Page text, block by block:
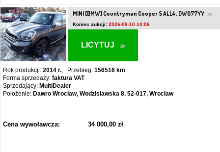
MINI [BMW] Countryman Cooper S ALL4 , DW077YY
Koniec aukcji:2026-08-10 10:06
LICYTUJ
Rok produkcji:2014 r., Przebieg:156516 km
Forma sprzedaży:faktura VAT
Sprzedający: MultiDealer
Położenie: Dawro Wrocław, Wodzisławska 8, 52-017, Wrocław
Cena wywoławcza: 34 000,00 zł